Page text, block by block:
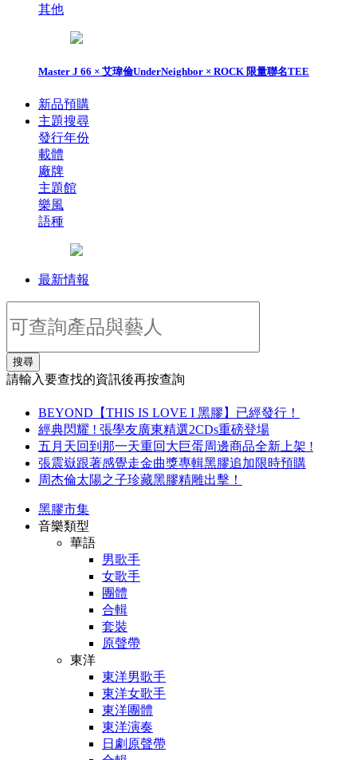
其他
Master J 66 × 艾瑋倫UnderNeighbor × ROCK 限量聯名TEE
新品預購
主題搜尋
發行年份
載體
廠牌
主題館
樂風
語種
最新情報
搜尋
請輸入要查找的資訊後再按查詢
BEYOND【THIS IS LOVE I 黑膠】已經發行！
經典閃耀 ! 張學友廣東精選2CDs重磅登場
五月天回到那一天重回大巨蛋周邊商品全新上架 !
張震嶽跟著感覺走金曲獎專輯黑膠追加限時預購
周杰倫太陽之子珍藏黑膠精雕出擊！
黑膠市集
音樂類型
華語
男歌手
女歌手
團體
合輯
套裝
原聲帶
東洋
東洋男歌手
東洋女歌手
東洋團體
東洋演奏
日劇原聲帶